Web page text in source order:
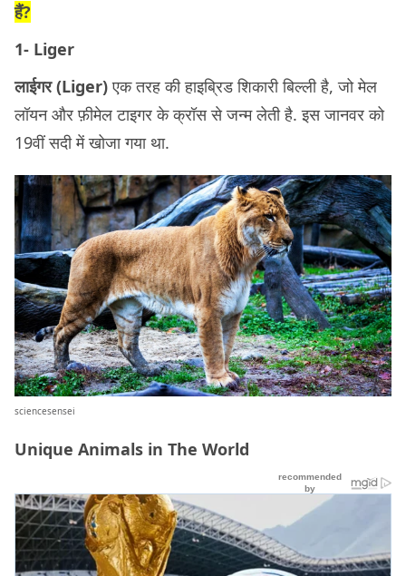
हैं?
1- Liger
लाईगर (Liger)एक तरह की हाइब्रिड शिकारी बिल्ली है, जो मेल
लॉयन और फ़ीमेल टाइगर के क्रॉस से जन्म लेती है. इस जानवर को
19वीं सदी में खोजा गया था.
sciencesensei
Unique Animals in The World